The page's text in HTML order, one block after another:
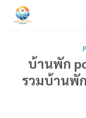
บ้านพัก
รวมบ้านพั